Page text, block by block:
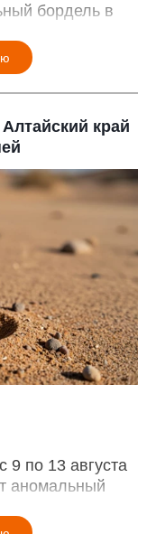
бордель в
край
9 по 13 августа
аномальный